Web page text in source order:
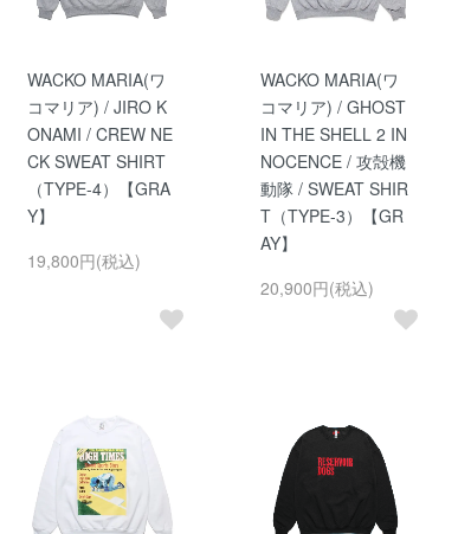
WACKO MARIA(ワ
コマリア) / JIRO K
ONAMI / CREW NE
CK SWEAT SHIRT
（TYPE-4）【GRA
Y】
19,800円(税込)
WACKO MARIA(ワ
コマリア) / GHOST
IN THE SHELL 2 IN
NOCENCE / 攻殻機
動隊 / SWEAT SHIR
T（TYPE-3）【GR
AY】
20,900円(税込)